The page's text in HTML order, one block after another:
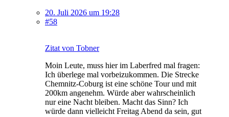
20. Juli 2026 um 19:28
#58
Zitat von Tobner
Moin Leute, muss hier im Laberfred mal fragen:
Ich überlege mal vorbeizukommen. Die Strecke
Chemnitz-Coburg ist eine schöne Tour und mit
200km angenehm. Würde aber wahrscheinlich
nur eine Nacht bleiben. Macht das Sinn? Ich
würde dann vielleicht Freitag Abend da sein, gut